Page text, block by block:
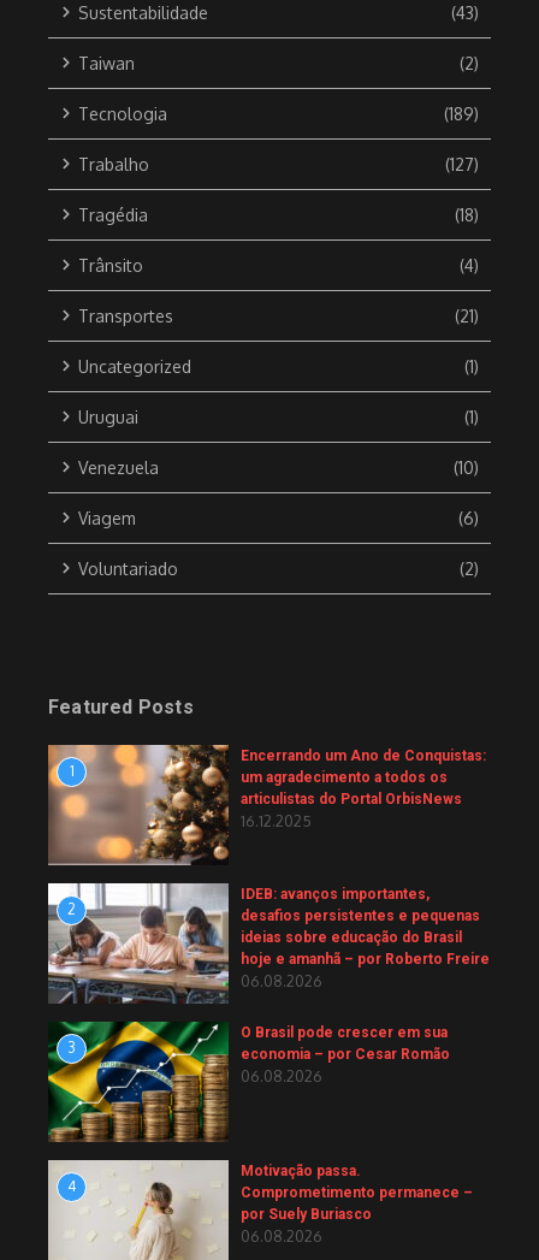
Sustentabilidade (43)
Taiwan (2)
Tecnologia (189)
Trabalho (127)
Tragédia (18)
Trânsito (4)
Transportes (21)
Uncategorized (1)
Uruguai (1)
Venezuela (10)
Viagem (6)
Voluntariado (2)
Featured Posts
1
Encerrando um Ano de Conquistas:
um agradecimento a todos os
articulistas do Portal OrbisNews
16.12.2025
2
IDEB: avanços importantes,
desafios persistentes e pequenas
ideias sobre educação do Brasil
hoje e amanhã – por Roberto Freire
06.08.2026
3
O Brasil pode crescer em sua
economia – por Cesar Romão
06.08.2026
4
Motivação passa.
Comprometimento permanece –
por Suely Buriasco
06.08.2026